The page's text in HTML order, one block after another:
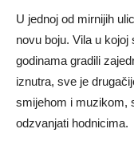
U jednoj od mirnijih
novu boju. Vila u
godinama gradili
iznutra, sve je
smijehom i muzikom,
odzvanjati hodnicima.